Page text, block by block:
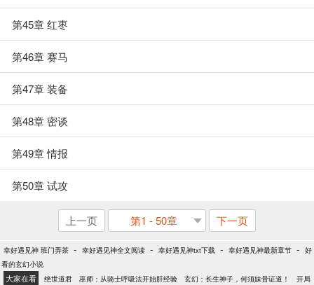
第45章 红枣
第46章 赛马
第47章 装备
第48章 密谈
第49章 情报
第50章 试攻
上一页 第1 - 50章 下一页
幸好遇见神 班门弄茶 - 幸好遇见神全文阅读 - 幸好遇见神txt下载 - 幸好遇见神最新章节 - 好
看的玄幻小说
大家在看 绝世道君 巫师：从骑士呼吸法开始肝经验 玄幻：长生神子，何须妹骨证道！
开局